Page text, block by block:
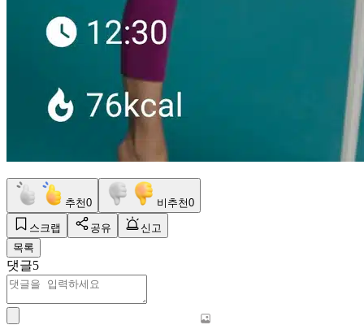
추천0 비추천0
스크랩 공유
신고
목록
댓글5